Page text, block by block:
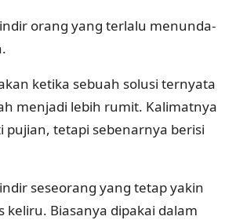
orang yang terlalu menunda-
ketika sebuah solusi ternyata
menjadi lebih rumit. Kalimatnya
pujian, tetapi sebenarnya berisi
seseorang yang tetap yakin
keliru. Biasanya dipakai dalam